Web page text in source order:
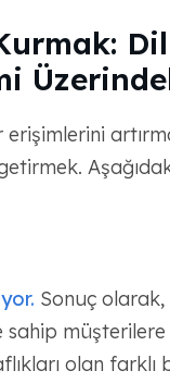
Dil
Sonuç
olan